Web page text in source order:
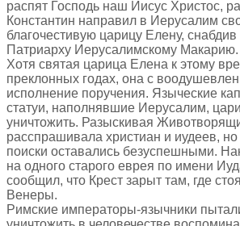
распят Господь наш Иисус Христос,
Константин направил в Иерусалим
благочестивую царицу Елену,
Патриарху Иерусалимскому Макарию.
Хотя святая царица Елена к этому
преклонных годах, она с
исполнение поручения. Языческие
статуи, наполнявшие Иерусалим,
уничтожить. Разыскивая
расспрашивала христиан и иудеев,
поиски оставались безуспешными.
на одного старого еврея по имени
сообщил, что Крест зарыт там, где
Венеры.
Римские императоры-язычники